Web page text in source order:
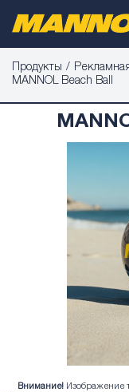
Продукты
MANNOL Beach Ball
Внимание! Изображение